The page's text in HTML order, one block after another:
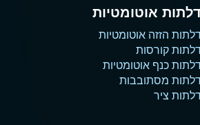
אוטומטיות
הזזה אוטומטיות
קורסות
כנף אוטומטיות
מסתובבות
ציר